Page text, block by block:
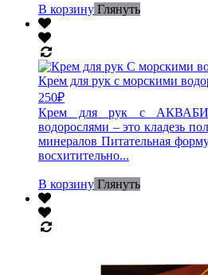
В корзину Глянуть
Крем для рук с морскими
250₽
Крем для рук с
водорослями – это кладезь
минералов Питательная
восхитительно...
В корзину Глянуть